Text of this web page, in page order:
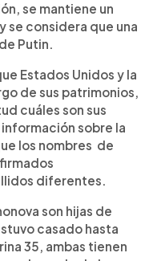
se mantiene un
se considera que una
Putin.
Estados Unidos y la
de sus patrimonios,
cuáles son sus
sobre la
los nombres de
diferentes.
son hijas de
casado hasta
35, ambas tienen